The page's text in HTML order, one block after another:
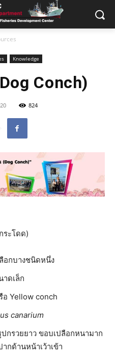
Knowledge
Conch)
824
ระโดด)
อกบางชนิดหนึ่ง
ดเล็ก
Yellow conch
canarium
กรวยยาว ขอบเปลือกหนามาก
กด้านหน้าเว้าเข้า